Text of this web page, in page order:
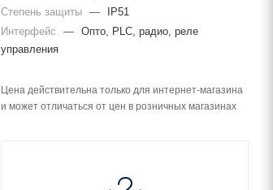
Степень защиты —
IP51
Интерфейс
— Опто, PLC, радио, реле
управления
Цена действительна только для интернет-магазина
и может отличаться от цен в розничных магазинах